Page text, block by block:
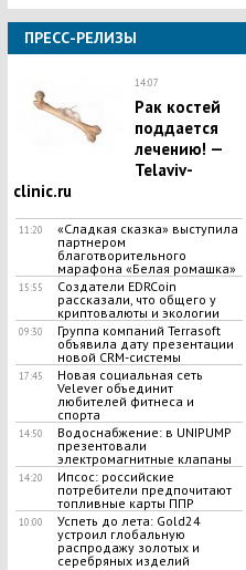
ПРЕСС-РЕЛИЗЫ
14:07
Рак костей
поддается
лечению! —
Telaviv-
clinic.ru
11:20
«Сладкая сказка» выступила
партнером
благотворительного
марафона «Белая ромашка»
15:55
Создатели EDRCoin
рассказали, что общего у
криптовалюты и экологии
09:30
Группа компаний Terrasoft
объявила дату презентации
новой CRM-системы
17:45
Новая социальная сеть
Velever объединит
любителей фитнеса и
спорта
14:50
Водоснабжение: в UNIPUMP
презентовали
электромагнитные клапаны
14:20
Ипсос: российские
потребители предпочитают
топливные карты ППР
10:00
Успеть до лета: Gold24
устроил глобальную
распродажу золотых и
серебряных изделий